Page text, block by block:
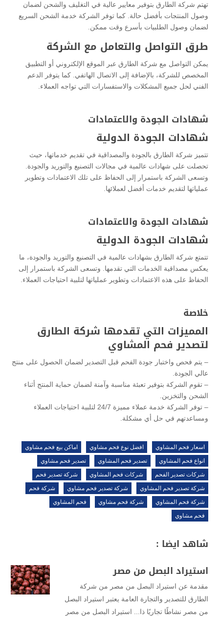
تهتم شركة الطارق بتوفير معايير عالية في التغليف والشحن لضمان
وصول المنتجات بأفضل حالة. كما توفر الشركة خدمة الشحن السريع
لضمان وصول الطلبيات بأسرع وقت ممكن.
طرق التواصل والتعامل مع الشركة
يمكن التواصل مع شركة الطارق عبر الموقع الإلكتروني أو التطبيق
المخصص للشركة، بالإضافة إلى الاتصال الهاتفي. كما يتوفر الدعم
الفني لحل جميع المشكلات والاستفسارات التي تواجه العملاء.
شهادات الجودة والاعتمادات
شهادات الجودة الدولية
تتميز شركة الطارق بالجودة والمصداقية في تقديم خدماتها، حيث
تحصلت على شهادات عالمية في مجالات التصنيع والتوريد والجودة.
وتسعى الشركة باستمرار إلى الحفاظ على تلك الاعتمادات وتطوير
عملياتها لتقديم خدمات أفضل لعملائها.
شهادات الجودة والاعتمادات
شهادات الجودة الدولية
تتمتع شركة الطارق بشهادات عالمية في التصنيع والتوريد والجودة، ما
يعكس مصداقية الخدمات التي تقدمها. وتسعى الشركة باستمرار إلى
الحفاظ على هذه الاعتمادات وتطوير عملياتها لتلبية احتياجات العملاء.
خلاصة
المميزات التي تقدمها شركة الطارق
لتصدير فحم المشاوي
– يتم فحص واختبار جودة الفحم قبل التصدير لضمان الحصول على منتج
عالي الجودة.
– تقوم الشركة بتوفير تعبئة مناسبة وآمنة لضمان حماية المنتج أثناء
الشحن والتخزين.
– توفر الشركة خدمة عملاء مميزة 24/7 لتلبية احتياجات العملاء
ومساعدتهم في حل أي مشكلة.
اسعار فحم المشاوي افضل نوع فحم مشاوي
اماكن بيع فحم مشاوي
انواع فحم المشاوي
تصدير فحم المشاوي
تصدير فحم مشاوي
شركات تصدير الفحم
شركات فحم المشاوي
شركة تصدير فحم
شركة تصدير فحم المشاوي
شركة تصدير فحم مشاوي
شركة فحم
شركة فحم المشاوي
شركة فحم مشاوي
فحم المشاوي
فحم مشاوي
شاهد ايضا :
استيراد البصل من مصر
مقدمة عن استيراد البصل من مصر من شركة
الطارق للتصدير والتجارة العامة يعتبر استيراد البصل
من مصر نشاطًا تجاريًا ذا... استيراد البصل من مصر